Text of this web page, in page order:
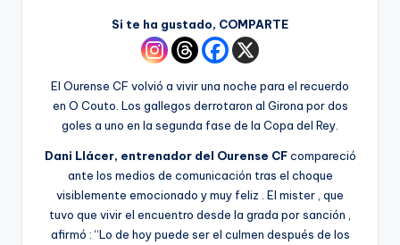
Si te ha gustado, COMPARTE
El Ourense CF volvió a vivir una noche para el recuerdo
en O Couto. Los gallegos derrotaron al Girona por dos
goles a uno en la segunda fase de la Copa del Rey.
Dani Llácer, entrenador del Ourense CFcompareció
ante los medios de comunicación tras el choque
visiblemente emocionado y muy feliz . El mister , que
tuvo que vivir el encuentro desde la grada por sanción ,
afirmó : “Lo de hoy puede ser el culmen después de los